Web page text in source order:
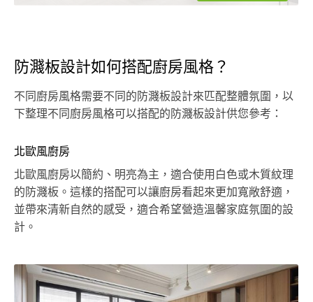
防濺板設計如何搭配廚房風格？
不同廚房風格需要不同的防濺板設計來匹配整體氛圍，以
下整理不同廚房風格可以搭配的防濺板設計供您參考：
北歐風廚房
北歐風廚房以簡約、明亮為主，適合使用白色或木質紋理
的防濺板。這樣的搭配可以讓廚房看起來更加寬敞舒適，
並帶來清新自然的感受，適合希望營造溫馨家庭氛圍的設
計。